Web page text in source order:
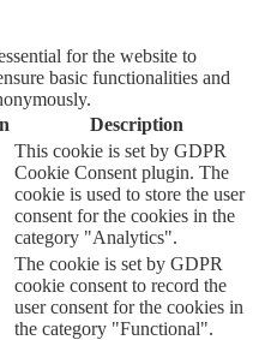
for the website to
basic functionalities and
Description
This cookie is set by GDPR
Cookie Consent plugin. The
cookie is used to store the user
consent for the cookies in the
category "Analytics".
The cookie is set by GDPR
cookie consent to record the
user consent for the cookies in
the category "Functional".